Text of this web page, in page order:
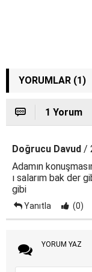
YORUMLAR (1)
1 Yorum
Doğrucu Davud /
Adamın
ı salarım bak der
gibi
Yanıtla (0)
YORUM YAZ